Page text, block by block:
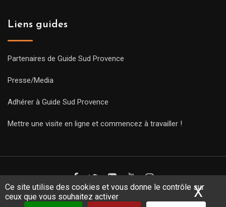
Ce site utilise des cookies et vous donne le contrôle sur
ceux que vous souhaitez activer
X
Liens guides
Partenaires de Guide Sud Provence
Presse/Media
Adhérer à Guide Sud Provence
Mettre une visite en ligne et commencez à travailler !
Copyright Guides 2021. Tous droits réservés.
Développement